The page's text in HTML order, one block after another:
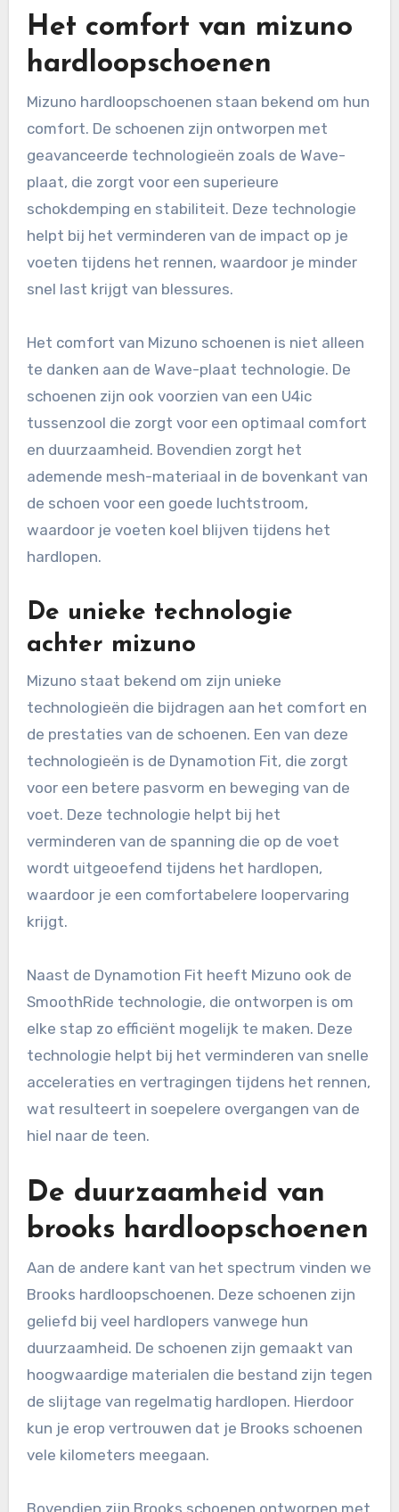
Het comfort van mizuno
hardloopschoenen
Mizuno hardloopschoenen staan bekend om hun
comfort. De schoenen zijn ontworpen met
geavanceerde technologieën zoals de Wave-
plaat, die zorgt voor een superieure
schokdemping en stabiliteit. Deze technologie
helpt bij het verminderen van de impact op je
voeten tijdens het rennen, waardoor je minder
snel last krijgt van blessures.
Het comfort van Mizuno schoenen is niet alleen
te danken aan de Wave-plaat technologie. De
schoenen zijn ook voorzien van een U4ic
tussenzool die zorgt voor een optimaal comfort
en duurzaamheid. Bovendien zorgt het
ademende mesh-materiaal in de bovenkant van
de schoen voor een goede luchtstroom,
waardoor je voeten koel blijven tijdens het
hardlopen.
De unieke technologie
achter mizuno
Mizuno staat bekend om zijn unieke
technologieën die bijdragen aan het comfort en
de prestaties van de schoenen. Een van deze
technologieën is de Dynamotion Fit, die zorgt
voor een betere pasvorm en beweging van de
voet. Deze technologie helpt bij het
verminderen van de spanning die op de voet
wordt uitgeoefend tijdens het hardlopen,
waardoor je een comfortabelere loopervaring
krijgt.
Naast de Dynamotion Fit heeft Mizuno ook de
SmoothRide technologie, die ontworpen is om
elke stap zo efficiënt mogelijk te maken. Deze
technologie helpt bij het verminderen van snelle
acceleraties en vertragingen tijdens het rennen,
wat resulteert in soepelere overgangen van de
hiel naar de teen.
De duurzaamheid van
brooks hardloopschoenen
Aan de andere kant van het spectrum vinden we
Brooks hardloopschoenen. Deze schoenen zijn
geliefd bij veel hardlopers vanwege hun
duurzaamheid. De schoenen zijn gemaakt van
hoogwaardige materialen die bestand zijn tegen
de slijtage van regelmatig hardlopen. Hierdoor
kun je erop vertrouwen dat je Brooks schoenen
vele kilometers meegaan.